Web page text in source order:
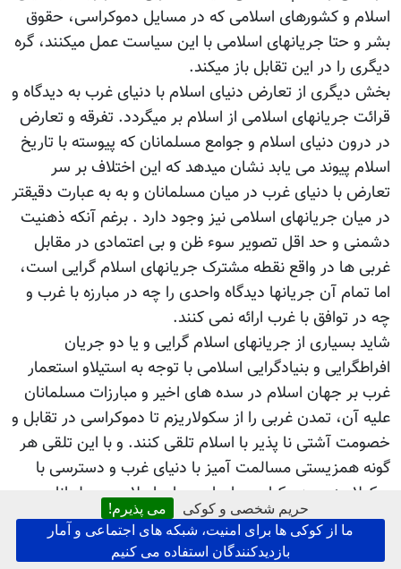
حریم شخصی و کوکی
می پذیرم!
ما از کوکی ها برای امنیت، شبکه های اجتماعی و آمار
بازدیدکنندگان استفاده می کنیم
اسلام و کشورهای اسلامی که در مسایل دموکراسی، حقوق
بشر و حتا جریانهای اسلامی با این سیاست عمل میکنند، گره
دیگری را در این تقابل باز میکند.
بخش دیگری از تعارض دنیای اسلام با دنیای غرب به دیدگاه و
قرائت جریانهای اسلامی از اسلام بر میگردد. تفرقه و تعارض
در درون دنیای اسلام و جوامع مسلمانان که پیوسته با تاریخ
اسلام پیوند می یابد نشان میدهد که این اختلاف بر سر
تعارض با دنیای غرب در میان مسلمانان و به به عبارت دقیقتر
در میان جریانهای اسلامی نیز وجود دارد . برغم آنکه ذهنیت
دشمنی و حد اقل تصویر سوء ظن و بی اعتمادی در مقابل
غربی ها در واقع نقطه مشترک جریانهای اسلام گرایی است،
اما تمام آن جریانها دیدگاه واحدی را چه در مبارزه با غرب و
چه در توافق با غرب ارائه نمی کنند.
شاید بسیاری از جریانهای اسلام گرایی و یا دو جریان
افراطگرایی و بنیادگرایی اسلامی با توجه به استیلاو استعمار
غرب بر جهان اسلام در سده های اخیر و مبارزات مسلمانان
علیه آن، تمدن غربی را از سکولاریزم تا دموکراسی در تقابل و
خصومت آشتی نا پذیر با اسلام تلقی کنند. و با این تلقی هر
گونه همزیستی مسالمت آمیز با دنیای غرب و دسترسی با
سکولاریزم و دموکراسی را برای جهان اسلام و مسلمانان
نامحتمل پندارند . نه تنها جریانهای افراطگرایی اسلامی، حتا
جریان های راستگرایان افراطی در غرب مسیحی، تعارض و